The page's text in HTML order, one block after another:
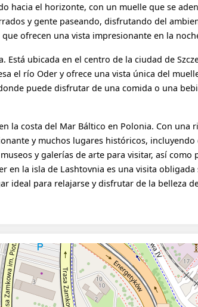
hacia el horizonte, con un muelle que se
y gente paseando, disfrutando del
ofrecen una vista impresionante en la
ubicada en el centro de la ciudad de
el río Oder y ofrece una vista única del
puede disfrutar de una comida o una
la costa del Mar Báltico en Polonia. Con una
y muchos lugares históricos,
y galerías de arte para visitar, así como
la isla de Lashtovnia es una visita obligada
ideal para relajarse y disfrutar de la belleza